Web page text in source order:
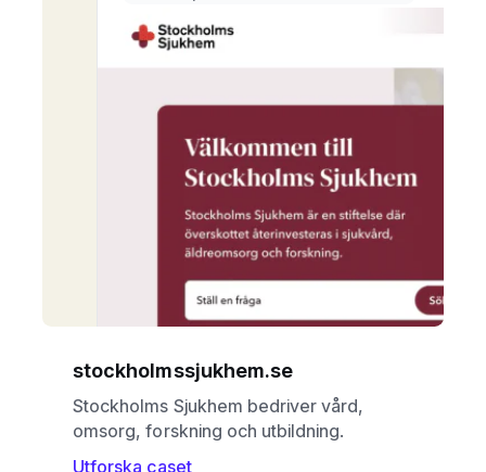
stockholmssjukhem.se
Stockholms Sjukhem bedriver vård,
omsorg, forskning och utbildning.
Utforska caset